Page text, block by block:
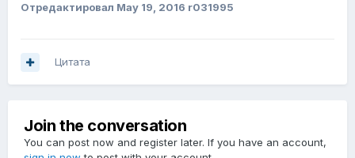
Отредактировал May 19, 2016 r031995
Цитата
Join the conversation
You can post now and register later. If you have an account,